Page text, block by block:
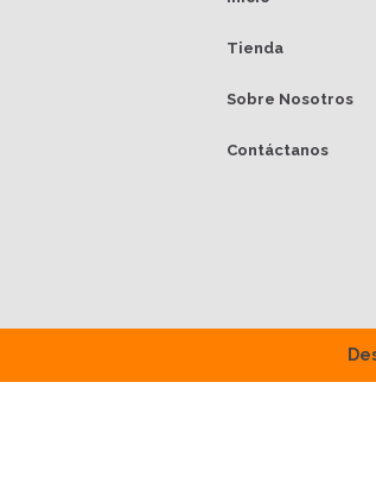
Tienda
Sobre Nosotros
Contáctanos